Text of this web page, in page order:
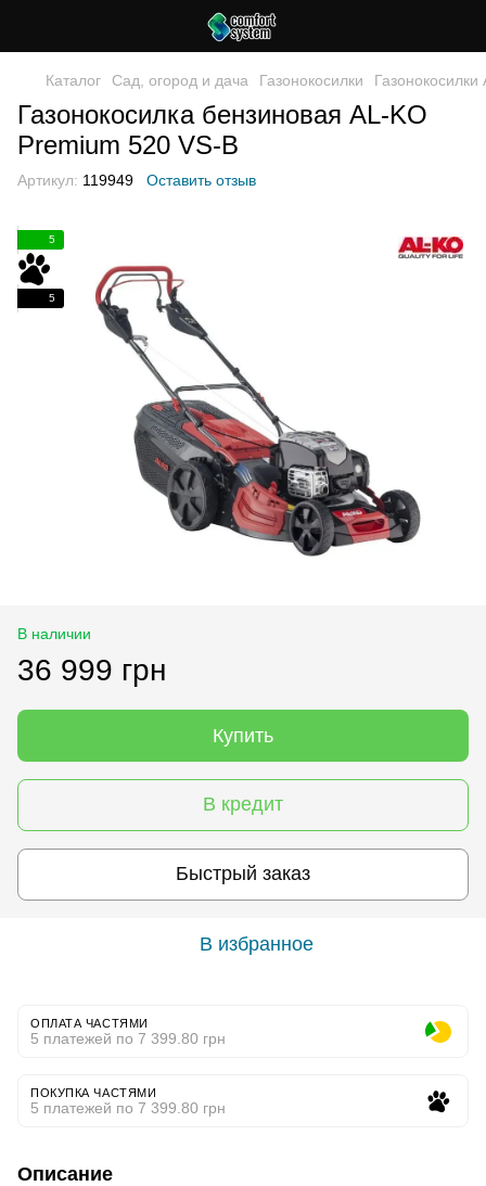
Каталог Сад, огород и дача Газонокосилки Газонокосилки
Газонокосилка бензиновая AL-KO
Premium 520 VS-B
Артикул: 119949 Оставить отзыв
5
5
В наличии
36 999 грн
Купить
В кредит
Быстрый заказ
В избранное
ОПЛАТА ЧАСТЯМИ
5 платежей по 7 399.80 грн
ПОКУПКА ЧАСТЯМИ
5 платежей по 7 399.80 грн
Описание